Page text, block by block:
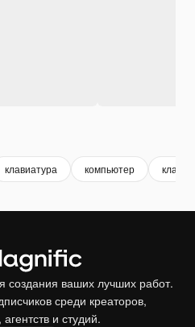
клавиатура компьютер
создания ваших лучших работ.
среди креаторов,
и студий.